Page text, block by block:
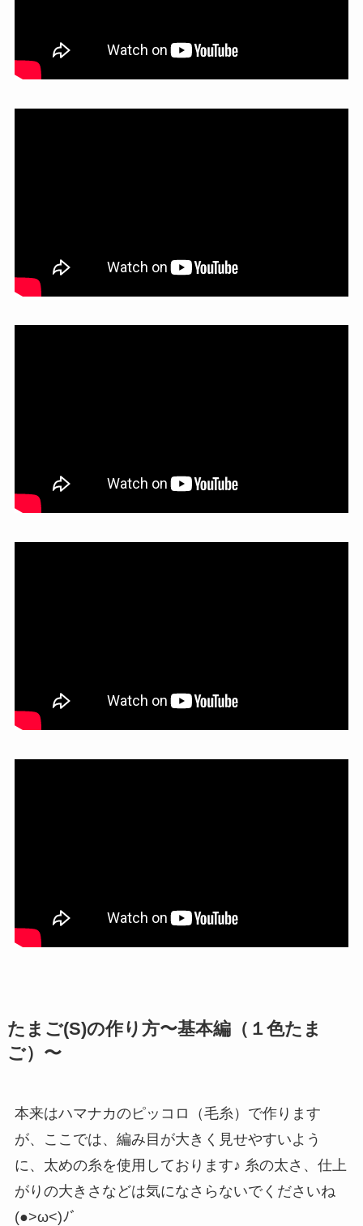
たまご(S)の作り方〜基本編（１色たま
ご）〜
本来はハマナカのピッコロ（毛糸）で作ります
が、ここでは、編み目が大きく見せやすいよう
に、太めの糸を使用しております♪ 糸の太さ、仕上
がりの大きさなどは気になさらないでくださいね
(●>ω<)ﾉﾞ